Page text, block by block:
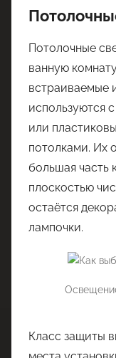
Потолочные
ванную
встраиваемые
используются
или
потолками. Их
большая часть
плоскостью
остаётся
лампочки.
Класс защиты